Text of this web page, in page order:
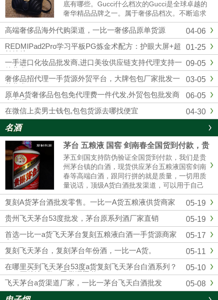
底有哪些。Gucci什么档次的Gucci是全球卓越的
奢华精品品牌之一。属于奢侈品档次。不断追求
革新与卓越，以独有的现代视野重新演绎与影响
时尚演进。古驰在创作总监亚力山卓·米开理全
新视角的引......
04-06
高端奢侈品海外代购渠道，一比一奢侈品原单货源
01-25
REDMIPad2Pro学习平板PG炼金术配方：护眼大屏+超
长续航
09-05
一手进口化妆品批发商,进口美妆供应链支持代理支持一
件代发
03-05
奢侈品招代理一手货源外贸平台，大牌包包厂家批发一
件代发
06-05
原单A货奢侈品包包免代理费一件代发,外贸包包批发商
家货源
04-30
在微信上卖男士钱包,包包货源去哪找便宜
名酒
茅台 五粮液 国窖 剑南春全国货到付款，贵
州茅台全系列厂家批发
茅五剑国支持防伪验证全国货到付款，我们是贵
州茅台镇的白酒，现货供应茅台五粮液国窖剑南
春等高端白酒，跟同行拼的就是质量，一切用质
量说话，顶级A货白酒批发渠道，可以用于自己
收藏，可以用来送礼，可以用于请客宴请，可以
用于自饮，可以用来转卖，欢迎实体店和电商带
货的老板合作，找白酒批发渠道，一定要选择靠
谱的厂 家，选择我们贵州酱香酒业，绝对可靠。
05-19
复刻A货茅台酒批发零售。一比一A货五粮液供货商家
05-19
贵州飞天茅台53度批发，茅台原系列酒厂家直销
05-17
首选一比一a货飞天茅台复刻五粮液白酒一手货源商家
市场
05-11
复刻飞天茅台，复刻茅台年份酒，一比一A货。
05-10
在哪里买到飞天茅台53度a货复刻飞天茅台白酒系列？
1：1五粮液a货一手货源渠道
05-08
飞天茅台a货渠道厂家，一比一茅台飞天白酒批发